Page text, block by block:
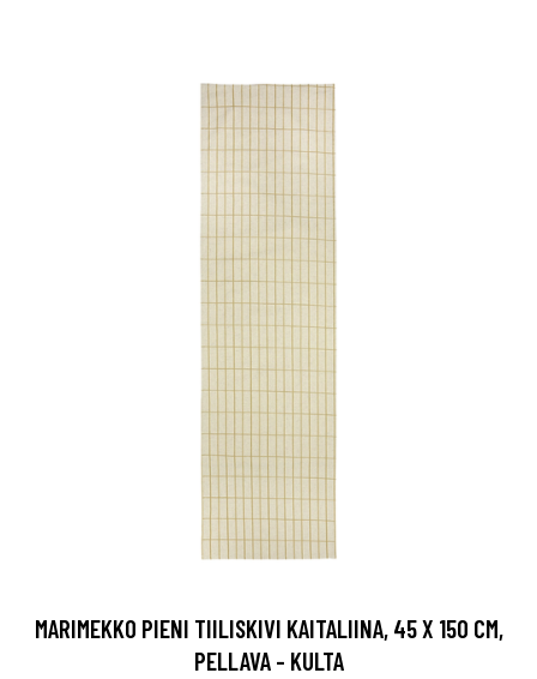
MARIMEKKO PIENI TIILISKIVI KAITALIINA, 45 X 150 CM,
PELLAVA - KULTA